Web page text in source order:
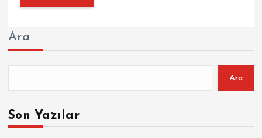
Ara
Ara
Son Yazılar